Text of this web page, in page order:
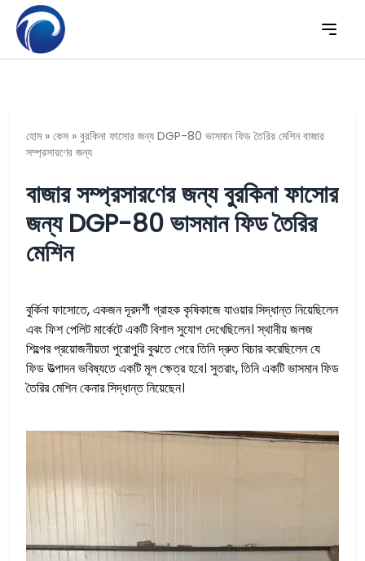
হোম» কেস » বুরকিনা ফাসোর জন্য DGP-80 ভাসমান ফিড তৈরির মেশিন বাজার
সম্প্রসারণের জন্য
বাজার সম্প্রসারণের জন্য বুরকিনা ফাসোর
জন্য DGP-80 ভাসমান ফিড তৈরির
মেশিন
বুর্কিনা ফাসোতে, একজন দূরদর্শী গ্রাহক কৃষিকাজে যাওয়ার সিদ্ধান্ত নিয়েছিলেন
এবং ফিশ পেলিট মার্কেটে একটি বিশাল সুযোগ দেখেছিলেন। স্থানীয় জলজ
শিল্পের প্রয়োজনীয়তা পুরোপুরি বুঝতে পেরে তিনি দ্রুত বিচার করেছিলেন যে
ফিড উত্পাদন ভবিষ্যতে একটি মূল ক্ষেত্র হবে। সুতরাং, তিনি একটি ভাসমান ফিড
তৈরির মেশিন কেনার সিদ্ধান্ত নিয়েছেন।